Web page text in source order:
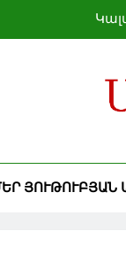
Միացյալ
Զելենսկին
ՅՈՒԹՈՒԲՅԱՆ